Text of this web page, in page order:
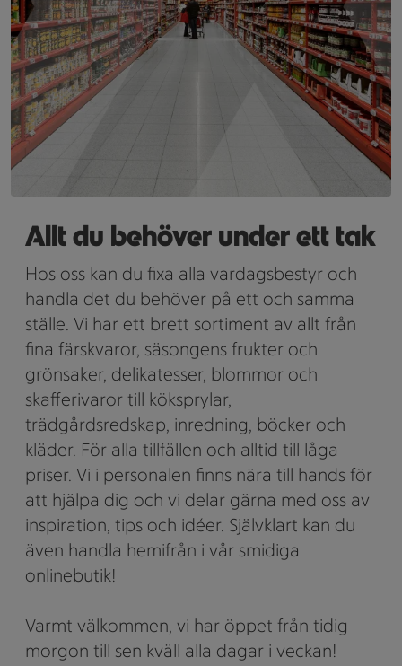
Allt du behöver under ett tak
Hos oss kan du fixa alla vardagsbestyr och
handla det du behöver på ett och samma
ställe. Vi har ett brett sortiment av allt från
fina färskvaror, säsongens frukter och
grönsaker, delikatesser, blommor och
skafferivaror till köksprylar,
trädgårdsredskap, inredning, böcker och
kläder. För alla tillfällen och alltid till låga
priser. Vi i personalen finns nära till hands för
att hjälpa dig och vi delar gärna med oss av
inspiration, tips och idéer. Självklart kan du
även handla hemifrån i vår smidiga
onlinebutik!
Varmt välkommen, vi har öppet från tidig
morgon till sen kväll alla dagar i veckan!